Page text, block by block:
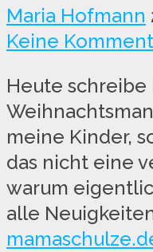
Maria Hofmann
Keine
Heute schreibe
meine Kinder,
das nicht eine
warum
alle